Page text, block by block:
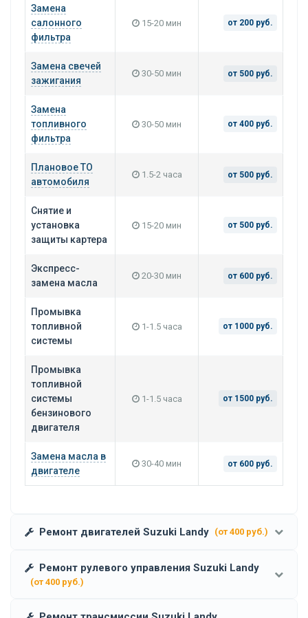
Замена
салонного
фильтра
15-20 мин от 200 руб.
Замена свечей
зажигания
30-50 мин от 500 руб.
Замена
топливного
фильтра
30-50 мин от 400 руб.
Плановое ТО
автомобиля
1.5-2 часа от 500 руб.
Снятие и
установка
защиты картера
15-20 мин от 500 руб.
Экспресс-
замена масла
20-30 мин от 600 руб.
Промывка
топливной
системы
1-1.5 часа от 1000 руб.
Промывка
топливной
системы
бензинового
двигателя
1-1.5 часа от 1500 руб.
Замена масла в
двигателе
30-40 мин от 600 руб.
Ремонт двигателей Suzuki Landy (от 400 руб.)
Ремонт рулевого управления Suzuki Landy
(от 400 руб.)